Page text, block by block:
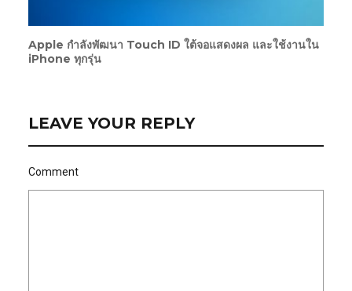
Apple กำลังพัฒนา Touch ID ใต้จอแสดงผล และใช้งานใน
iPhone ทุกรุ่น
LEAVE YOUR REPLY
Comment